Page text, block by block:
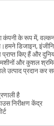
कंपनी के रूप में,
डिजाइन,
किए हैं और
मशीनों और कुशल
उत्पाद प्रदान कर
है
निरीक्षण केंद्र